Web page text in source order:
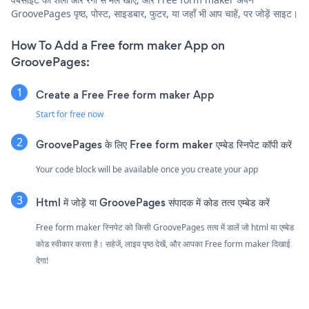
GroovePages पृष्ठ, पोस्ट, साइडबार, फुटर, या जहाँ भी आप चाहें, पर जोड़ें साइट।
How To Add a Free form maker App on
GroovePages:
Create a Free Free form maker App
Start for free now
GroovePages के लिए Free form maker एम्बेड स्निपेट कॉपी करें
Your code block will be available once you create your app
Html में जोड़ें या GroovePages संपादक में कोड तत्व एम्बेड करें
Free form maker स्निपेट को किसी GroovePages तत्व में डालें जो html या एम्बेड
कोड स्वीकार करता है। सहेजें, लाइव पृष्ठ देखें, और आपका Free form maker दिखाई
देगा!